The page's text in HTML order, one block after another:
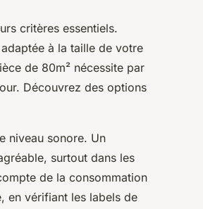
critères essentiels.
à la taille de votre
de 80m² nécessite par
Découvrez des options
niveau sonore. Un
surtout dans les
de la consommation
en vérifiant les labels de